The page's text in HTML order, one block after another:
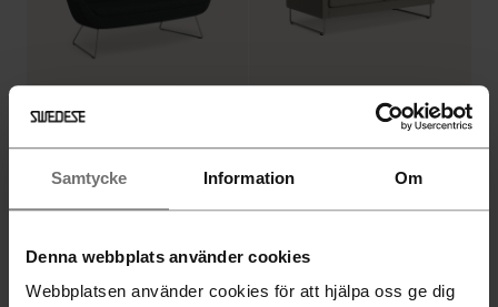
Samtycke Information Om
Denna webbplats använder cookies
Webbplatsen använder cookies för att hjälpa oss ge dig
Happy 2-seater sofa high Madison 2-seater sofa